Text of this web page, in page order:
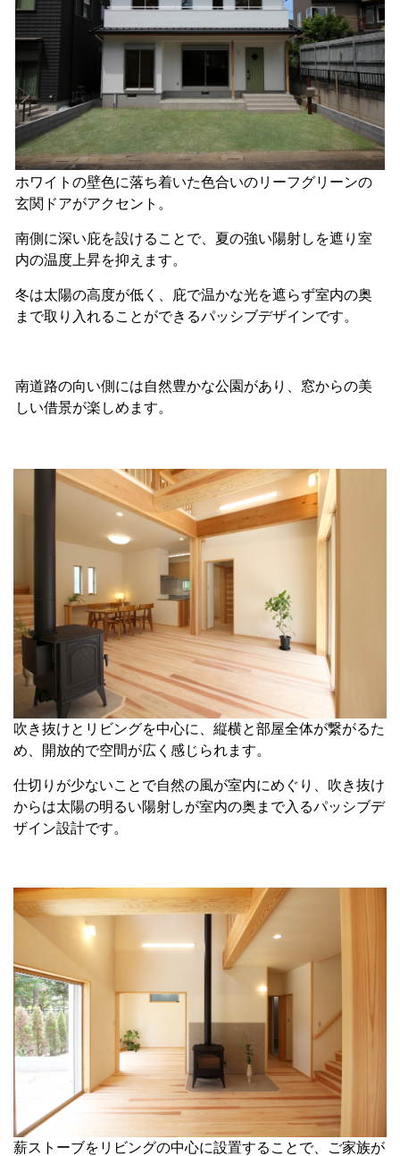
ホワイトの壁色に落ち着いた色合いのリーフグリーンの
玄関ドアがアクセント。
南側に深い庇を設けることで、夏の強い陽射しを遮り室
内の温度上昇を抑えます。
冬は太陽の高度が低く、庇で温かな光を遮らず室内の奥
まで取り入れることができるパッシブデザインです。
南道路の向い側には自然豊かな公園があり、窓からの美
しい借景が楽しめます。
吹き抜けとリビングを中心に、縦横と部屋全体が繋がるた
め、開放的で空間が広く感じられます。
仕切りが少ないことで自然の風が室内にめぐり、吹き抜け
からは太陽の明るい陽射しが室内の奥まで入るパッシブデ
ザイン設計です。
薪ストーブをリビングの中心に設置することで、ご家族が